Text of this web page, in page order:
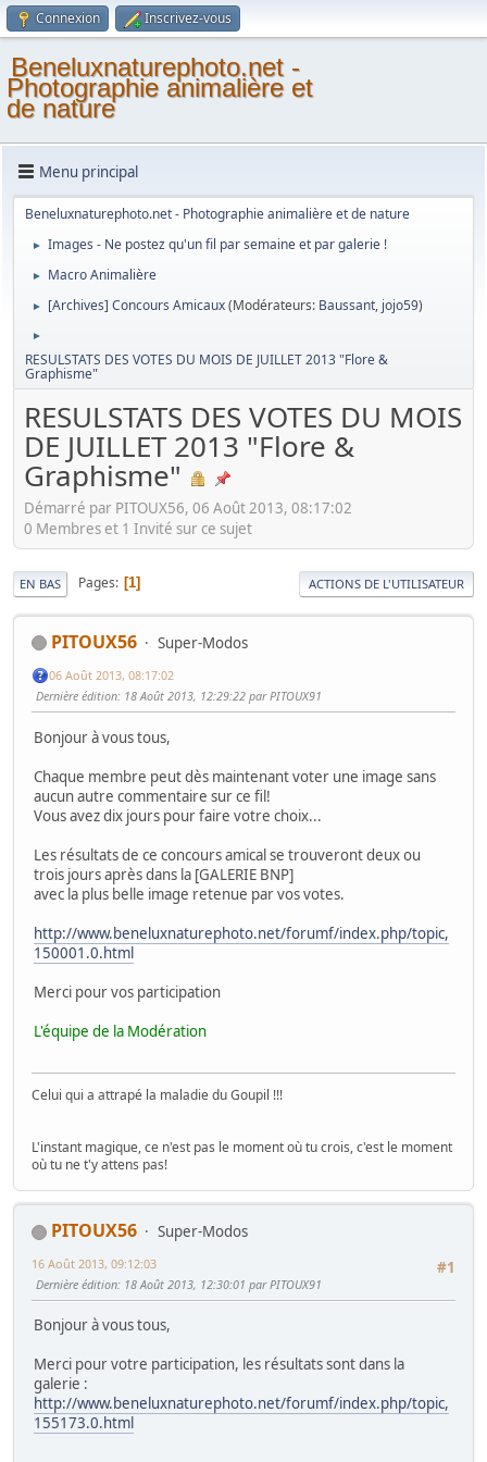
Connexion Inscrivez-vous
Beneluxnaturephoto.net -
Photographie animalière et
de nature
Menu principal
Beneluxnaturephoto.net - Photographie animalière et de nature
► Images - Ne postez qu'un fil par semaine et par galerie !
► Macro Animalière
► [Archives] Concours Amicaux(Modérateurs: Baussant, jojo59)
►
RESULSTATS DES VOTES DU MOIS DE JUILLET 2013 "Flore &
Graphisme"
RESULSTATS DES VOTES DU MOIS
DE JUILLET 2013 "Flore &
Graphisme"
Démarré par PITOUX56, 06 Août 2013, 08:17:02
0 Membres et 1 Invité sur ce sujet
EN BAS Pages 1 ACTIONS DE L'UTILISATEUR
PITOUX56 Super-Modos
06 Août 2013, 08:17:02
Dernière édition: 18 Août 2013, 12:29:22 par PITOUX91
Bonjour à vous tous,
Chaque membre peut dès maintenant voter une image sans
aucun autre commentaire sur ce fil!
Vous avez dix jours pour faire votre choix...
Les résultats de ce concours amical se trouveront deux ou
trois jours après dans la [GALERIE BNP]
avec la plus belle image retenue par vos votes.
http://www.beneluxnaturephoto.net/forumf/index.php/topic,
150001.0.html
Merci pour vos participation
L'équipe de la Modération
Celui qui a attrapé la maladie du Goupil !!!
L'instant magique, ce n'est pas le moment où tu crois, c'est le moment
où tu ne t'y attens pas!
PITOUX56
Super-Modos
#1
16 Août 2013, 09:12:03
Dernière édition: 18 Août 2013, 12:30:01 par PITOUX91
Bonjour à vous tous,
Merci pour votre participation, les résultats sont dans la
galerie :
http://www.beneluxnaturephoto.net/forumf/index.php/topic,
155173.0.html